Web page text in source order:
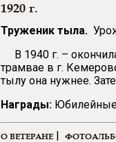
1920 г.
Труженик тыла.
В 1940 г. –
трамвае в г.
тылу она нужнее.
Награды:
О ВЕТЕРАНЕ |